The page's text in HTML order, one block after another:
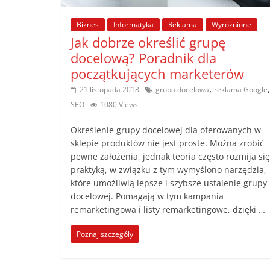
poradniki.
Porady
praktyczne
porady
poradniki
na
każdy
temat
Biznes Informatyka Reklama Wyróżnione
Jak dobrze określić grupę
docelową? Poradnik dla
początkujących marketerów
21 listopada 2018 grupa docelowa, reklama Google,
SEO 1080 Views
Określenie grupy docelowej dla oferowanych w
sklepie produktów nie jest proste. Można zrobić
pewne założenia, jednak teoria często rozmija
praktyką, w związku z tym wymyślono narzędzia,
które umożliwią lepsze i szybsze ustalenie grupy
docelowej. Pomagają w tym kampania
remarketingowa i listy remarketingowe, dzięki …
Poznaj szczegóły